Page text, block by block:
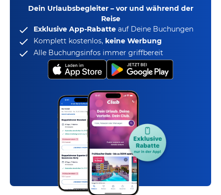
Dein Urlaubsbegleiter – vor und während der
Reise
Exklusive App-Rabatte auf Deine Buchungen
Komplett kostenlos, keine Werbung
Alle Buchungsinfos immer griffbereit